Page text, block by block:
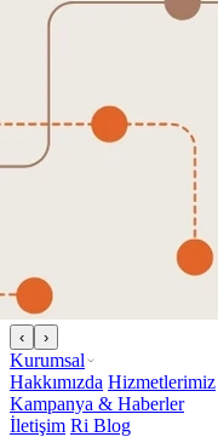
‹ ›
Kurumsal
Hakkımızda Hizmetlerimiz
Kampanya & Haberler
İletişim Ri Blog